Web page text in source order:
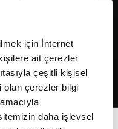
için İnternet
ait çerezler
çeşitli kişisel
olan çerezler bilgi
daha işlevsel